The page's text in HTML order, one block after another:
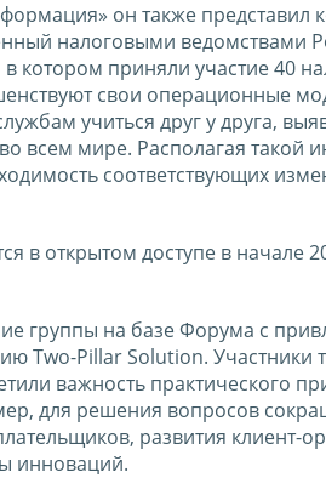
он также представил
налоговыми ведомствами
котором приняли участие 40
свои операционные
учиться друг у друга,
всем мире. Располагая
соответствующих
в открытом доступе в начале
группы на базе Форума с
Two-Pillar Solution. Участники
важность практического
для решения вопросов
развития клиент-
инноваций.